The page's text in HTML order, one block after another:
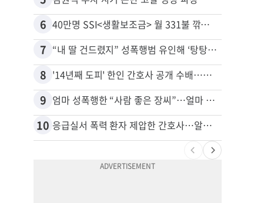
6 40만명 SSI<생활보조금> 월 331불 깎이나
7 “내 딸 건드렸지” 성폭행범 유인해 ‘탕탕’…아빠의 복수 결말
8 '14년째 도피' 한인 간호사 공개 수배…메디케어 사기 유죄
9 엄마 성폭행한 “사람 좋은 장씨”…얼마 뒤 딸 배도 불러왔다
10 응급실서 폭력 환자 제압한 간호사…알고 보니